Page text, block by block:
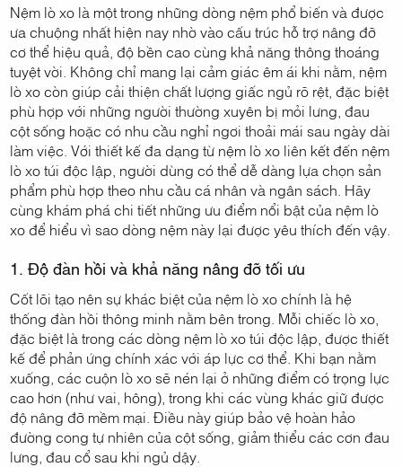
Nệm lò xo là một trong những dòng nệm phổ biến và được
ưa chuộng nhất hiện nay nhờ vào cấu trúc hỗ trợ nâng đỡ
cơ thể hiệu quả, độ bền cao cùng khả năng thông thoáng
tuyệt vời. Không chỉ mang lại cảm giác êm ái khi nằm, nệm
lò xo còn giúp cải thiện chất lượng giấc ngủ rõ rệt, đặc biệt
phù hợp với những người thường xuyên bị mỏi lưng, đau
cột sống hoặc có nhu cầu nghỉ ngơi thoải mái sau ngày dài
làm việc. Với thiết kế đa dạng từ nệm lò xo liên kết đến nệm
lò xo túi độc lập, người dùng có thể dễ dàng lựa chọn sản
phẩm phù hợp theo nhu cầu cá nhân và ngân sách. Hãy
cùng khám phá chi tiết những ưu điểm nổi bật của nệm lò
xo để hiểu vì sao dòng nệm này lại được yêu thích đến vậy.
1. Độ đàn hồi và khả năng nâng đỡ tối ưu
Cốt lõi tạo nên sự khác biệt của nệm lò xo chính là hệ
thống đàn hồi thông minh nằm bên trong. Mỗi chiếc lò xo,
đặc biệt là trong các dòng nệm lò xo túi độc lập, được thiết
kế để phản ứng chính xác với áp lực cơ thể. Khi bạn nằm
xuống, các cuộn lò xo sẽ nén lại ở những điểm có trọng lực
cao hơn (như vai, hông), trong khi các vùng khác giữ được
độ nâng đỡ mềm mại. Điều này giúp bảo vệ hoàn hảo
đường cong tự nhiên của cột sống, giảm thiểu các cơn đau
lưng, đau cổ sau khi ngủ dậy.